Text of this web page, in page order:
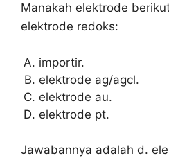
Manakah elektrode
elektrode redoks:
importir.
elektrode ag/agcl.
elektrode au.
elektrode pt.
Jawabannya adalah d.